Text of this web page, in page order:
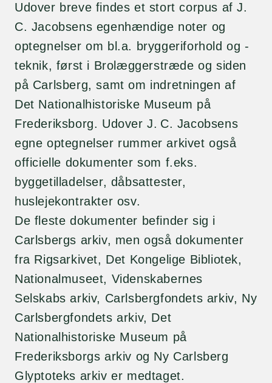
Udover breve findes et stort corpus af J.
C. Jacobsens egenhændige noter og
optegnelser om bl.a. bryggeriforhold og -
teknik, først i Brolæggerstræde og siden
på Carlsberg, samt om indretningen af
Det Nationalhistoriske Museum på
Frederiksborg. Udover J. C. Jacobsens
egne optegnelser rummer arkivet også
officielle dokumenter som f.eks.
byggetilladelser, dåbsattester,
huslejekontrakter osv.
De fleste dokumenter befinder sig i
Carlsbergs arkiv, men også dokumenter
fra Rigsarkivet, Det Kongelige Bibliotek,
Nationalmuseet, Videnskabernes
Selskabs arkiv, Carlsbergfondets arkiv, Ny
Carlsbergfondets arkiv, Det
Nationalhistoriske Museum på
Frederiksborgs arkiv og Ny Carlsberg
Glyptoteks arkiv er medtaget.